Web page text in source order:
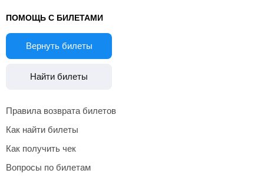
ПОМОЩЬ С БИЛЕТАМИ
Вернуть билеты
Найти билеты
Правила возврата билетов
Как найти билеты
Как получить чек
Вопросы по билетам